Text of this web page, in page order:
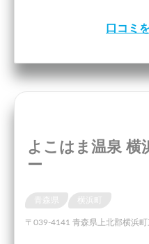
口コミ
よこはま温泉 横
ー
青森県
〒039-4141 青森県上北郡横浜